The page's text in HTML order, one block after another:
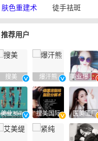
肤色重建术
徒手祛斑
推荐用户
搜美 爆汗熊 美业爆款平台
美业357 搜美国际 医美工厂